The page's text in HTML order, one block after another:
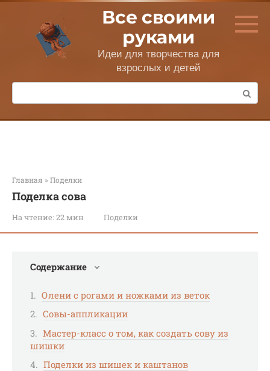
Перейти
контенту
Все своими
руками
Идеи для творчества для
взрослых и детей
Поиск:
Главная » Поделки
Поделка сова
На чтение: 22 мин Поделки
Содержание
Олени с рогами и ножками из веток
Совы-аппликации
Мастер-класс о том, как создать сову из
шишки
Поделки из шишек и каштанов